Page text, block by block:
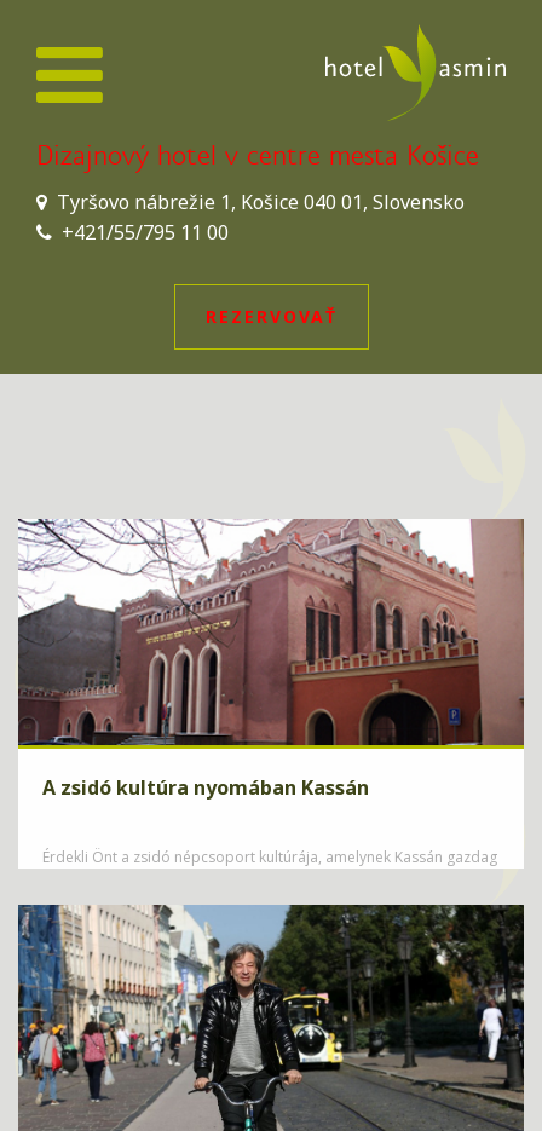
Dizajnový hotel v centre mesta Košice
Tyršovo nábrežie 1, Košice 040 01, Slovensko
+421/55/795 11 00
REZERVOVAŤ
A zsidó kultúra nyomában Kassán
Érdekli Önt a zsidó népcsoport kultúrája, amelynek Kassán gazdag
Önnek, s emellett az üdüléséről is gondoskodunk a
csúcskategóriájú Yasmin Hotelben****.
ZISTIŤ VIAC